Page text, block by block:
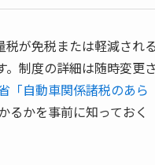
税が免税または軽減され
。制度の詳細は随時変更
「自動車関係諸税のあら
るかを事前に知っておく